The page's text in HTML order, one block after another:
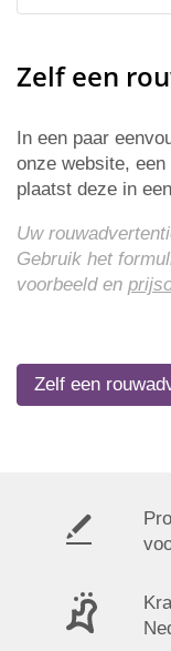
Zelf een
In een paar
onze website,
plaatst deze in
Uw
Gebruik het
voorbeeld en
Zelf een